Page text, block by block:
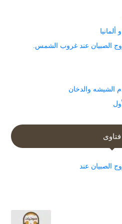
الصبيان عند غروب الشمس.
الشيشه والدخان
فتاوى
الصبيان عند